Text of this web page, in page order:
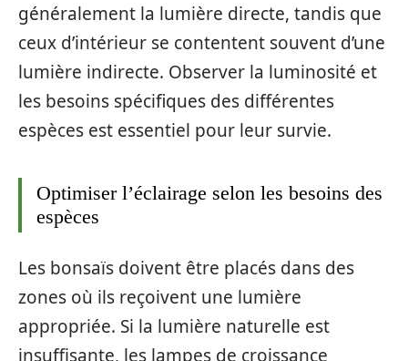
généralement la lumière directe, tandis que
ceux d’intérieur se contentent souvent d’une
lumière indirecte. Observer la luminosité et
les besoins spécifiques des différentes
espèces est essentiel pour leur survie.
Optimiser l’éclairage selon les besoins des
espèces
Les bonsaïs doivent être placés dans des
zones où ils reçoivent une lumière
appropriée. Si la lumière naturelle est
insuffisante, les lampes de croissance